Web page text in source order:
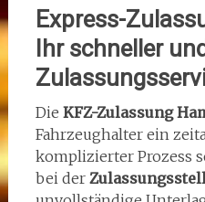
Express-
Ihr schneller
Die KFZ-Zulassung
Fahrzeughalter ein
komplizierter Prozess
bei der